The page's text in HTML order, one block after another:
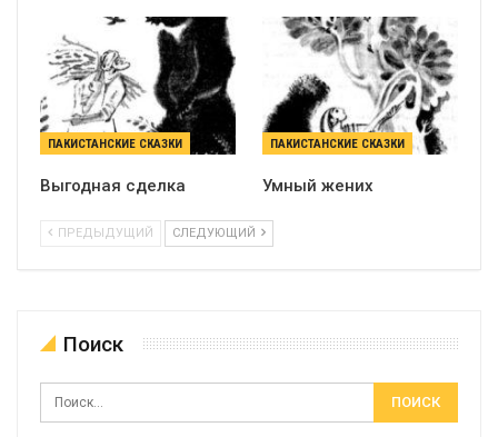
ПАКИСТАНСКИЕ СКАЗКИ
Выгодная сделка
ПАКИСТАНСКИЕ СКАЗКИ
Умный жених
ПРЕДЫДУЩИЙ СЛЕДУЮЩИЙ
Поиск